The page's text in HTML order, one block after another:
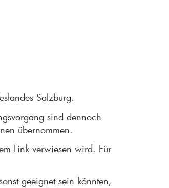
Salzburg.
sind dennoch
übernommen.
Link verwiesen wird. Für
geeignet sein könnten,